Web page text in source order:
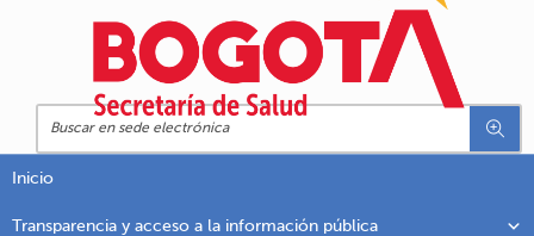
Inicio
Transparencia y acceso a la información pública